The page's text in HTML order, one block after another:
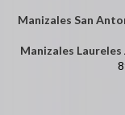
Manizales San
Manizales Laureles